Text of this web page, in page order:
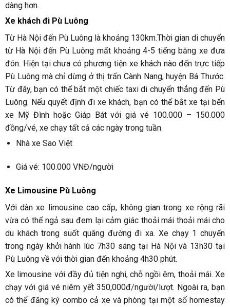
dàng hơn.
Xe khách đi Pù Luông
Từ Hà Nội đến Pù Luông là khoảng 130km.Thời gian di chuyển
từ Hà Nội đến Pù Luông mất khoảng 4-5 tiếng bằng xe đưa
đón. Hiện tại chưa có phương tiện xe khách nào đến trực tiếp
Pù Luông mà chỉ dừng ở thị trấn Cành Nang, huyện Bá Thước.
Từ đây, bạn có thể bắt một chiếc taxi di chuyển thẳng đến Pù
Luông. Nếu quyết định đi xe khách, bạn có thể bắt xe tại bến
xe Mỹ Đình hoặc Giáp Bát với giá vé 100.000 – 150.000
đồng/vé, xe chạy tất cả các ngày trong tuần.
Nhà xe Sao Việt
Giá vé: 100.000 VNĐ/người
Xe Limousine Pù Luông
Với dàn xe limousine cao cấp, không gian trong xe rộng rãi
vừa có thể ngả sau đem lại cảm giác thoải mái thoải mái cho
du khách trong suốt quãng đường đi xa. Xe chạy 1 chuyến
trong ngày khởi hành lúc 7h30 sáng tại Hà Nội và 13h30 tại
Pù Luông về với thời gian đến khoảng 4h30 phút.
Xe limousine với đầy đủ tiện nghi, chỗ ngồi êm, thoải mái. Xe
chạy với giá vé niêm yết 350,000đ/người/lượt. Ngoài ra, bạn
có thể đăng ký combo cả xe và phòng tại một số homestay